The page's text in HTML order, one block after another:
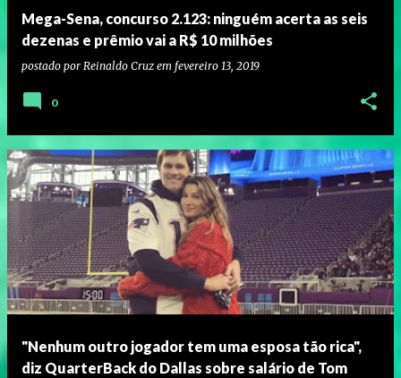
Mega-Sena, concurso 2.123: ninguém acerta as seis
dezenas e prêmio vai a R$ 10 milhões
postado por Reinaldo Cruz em fevereiro 13, 2019
0
"Nenhum outro jogador tem uma esposa tão rica",
diz QuarterBack do Dallas sobre salário de Tom